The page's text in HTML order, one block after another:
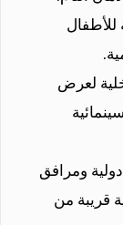
لعرض
ومرافق
قريبة من